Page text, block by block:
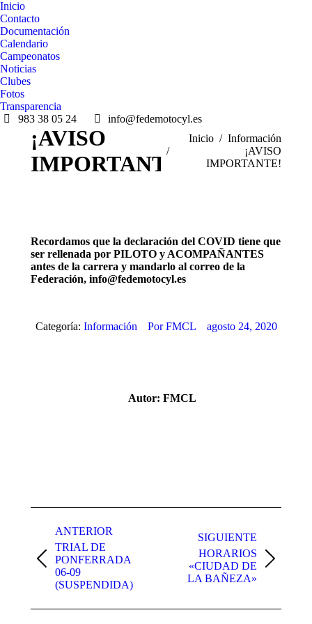
Inicio
Contacto
Documentación
Calendario
Campeonatos
Noticias
Clubes
Fotos
Transparencia
983 38 05 24
info@fedemotocyl.es
¡AVISO
IMPORTANTE!
Estás aquí:
Inicio
Información
¡AVISO
IMPORTANTE!
Recordamos que la declaración del COVID tiene que
ser rellenada por PILOTO y ACOMPAÑANTES
antes de la carrera y mandarlo al correo de la
Federación, info@fedemotocyl.es
Categoría: Información PorFMCL agosto 24, 2020
Autor: FMCL
entre
publicaciones
ANTERIOR
Publicación
anterior:
TRIAL DE
PONFERRADA
06-09
(SUSPENDIDA)
SIGUIENTE
Publicación
siguiente:
HORARIOS
«CIUDAD DE
LA BAÑEZA»